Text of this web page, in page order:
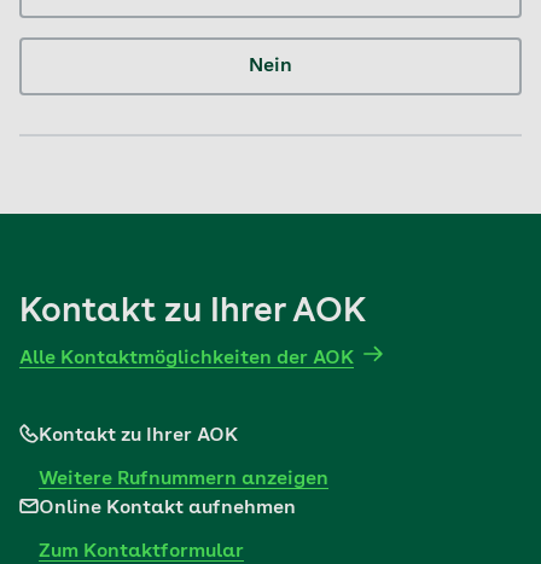
Nein
Kontakt zu Ihrer AOK
Alle Kontaktmöglichkeiten der AOK
Kontakt zu Ihrer AOK
Weitere Rufnummern anzeigen
Online Kontakt aufnehmen
Zum Kontaktformular